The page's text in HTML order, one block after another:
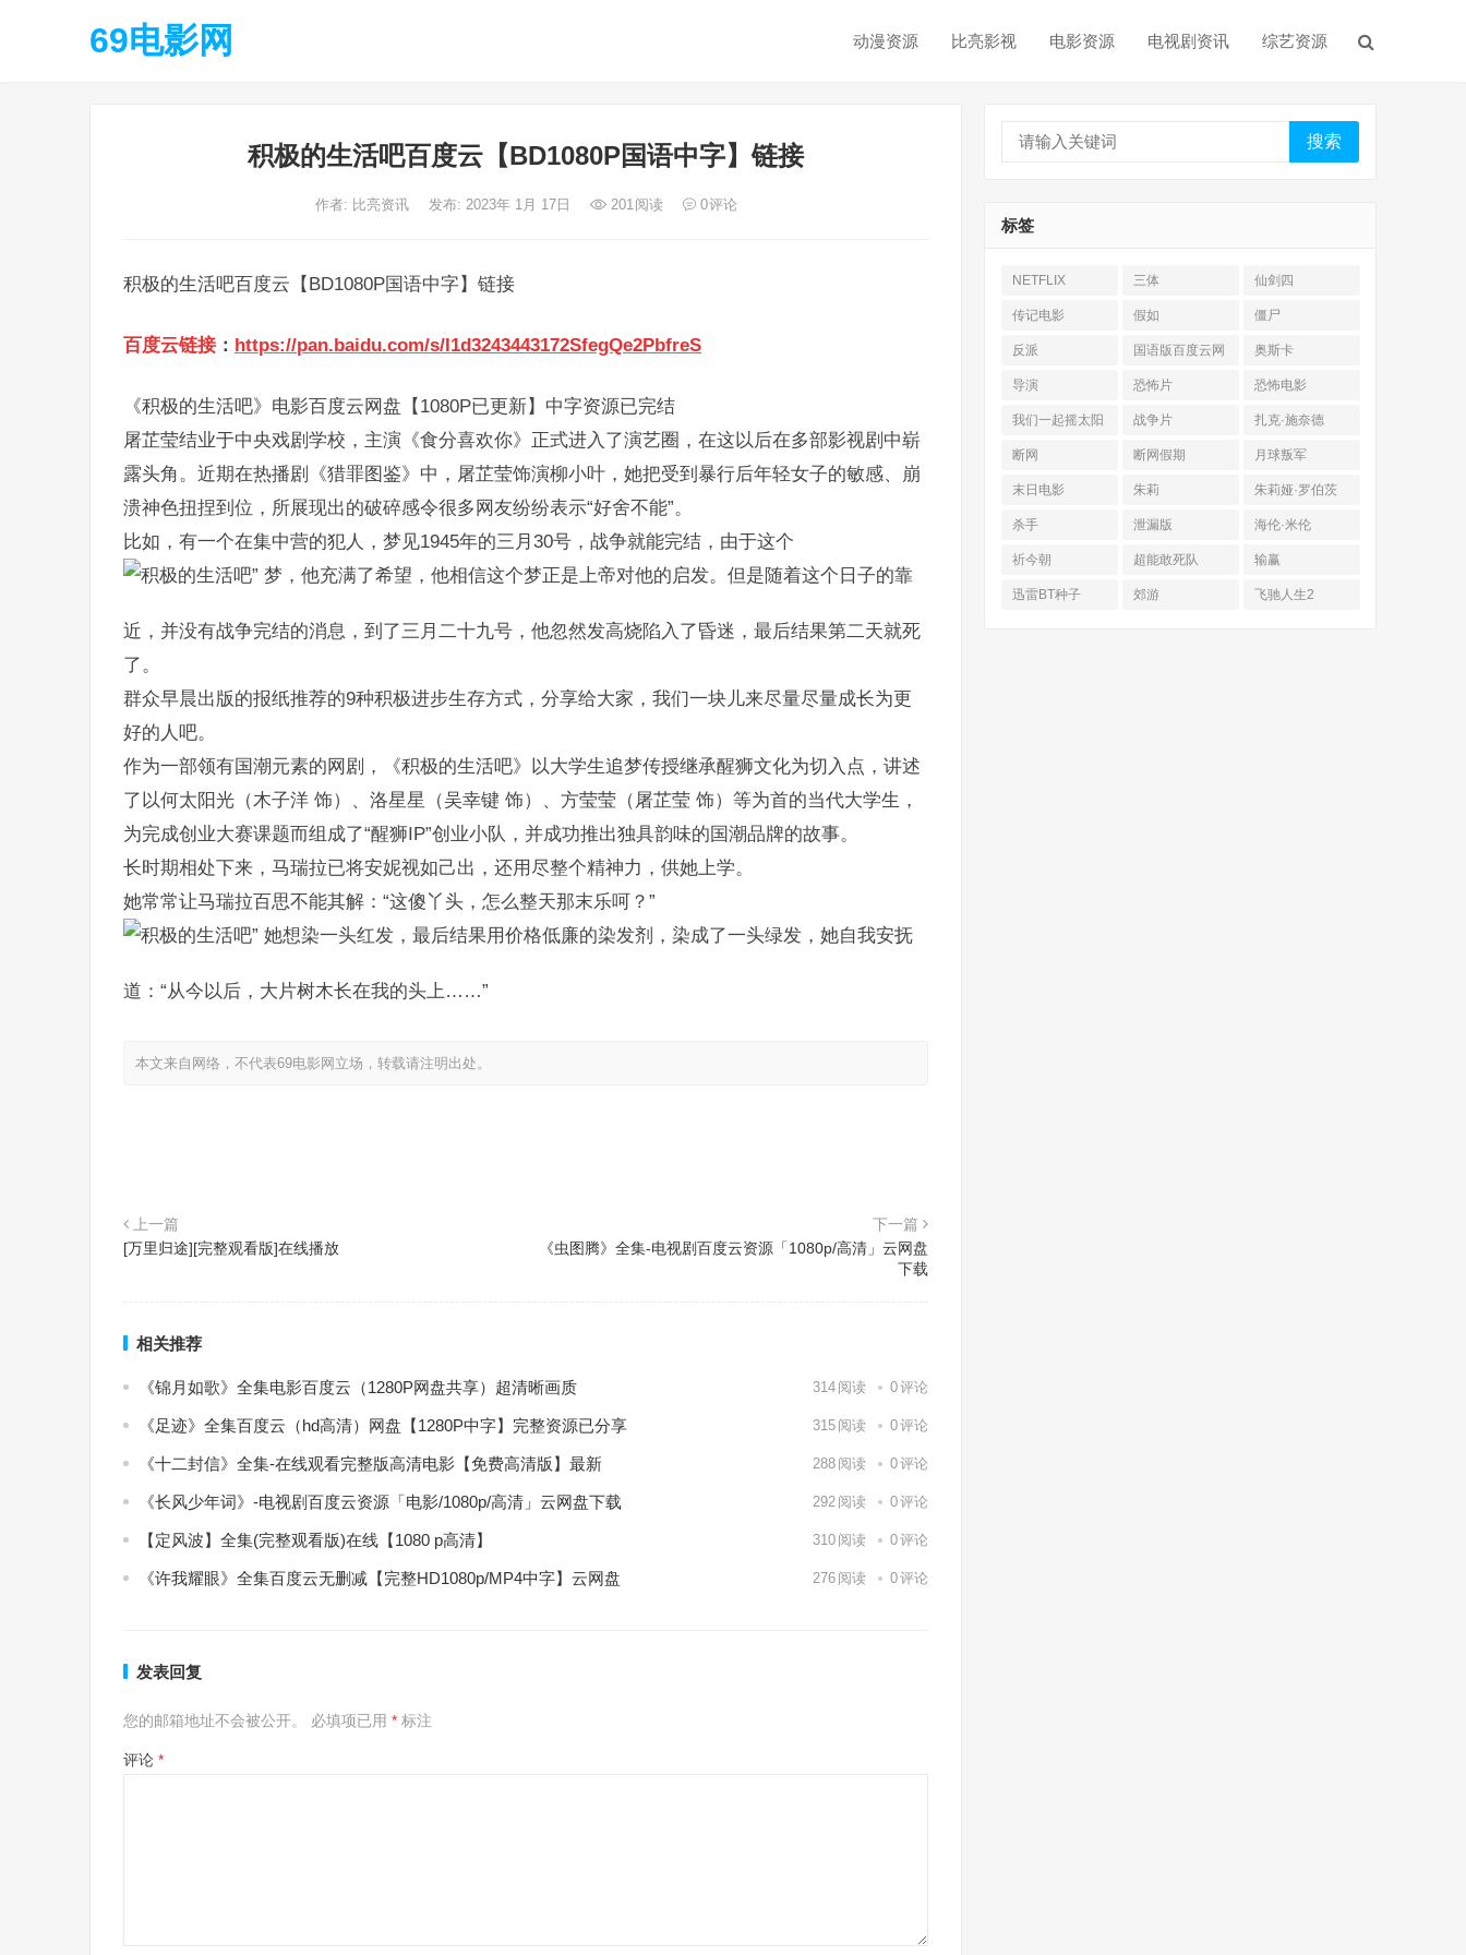
69电影网 动漫资源 比亮影视 电影资源 电视剧资讯 综艺资源
积极的生活吧百度云【BD1080P国语中字】链接
作者: 比亮资讯 发布: 2023年 1月 17日 201阅读 0评论
积极的生活吧百度云【BD1080P国语中字】链接
百度云链接 ： https://pan.baidu.com/s/I1d3243443172SfegQe2PbfreS
《积极的生活吧》电影百度云网盘【1080P已更新】中字资源已完结
屠芷莹结业于中央戏剧学校，主演《食分喜欢你》正式进入了演艺圈，在这以后在多部影视剧中崭
露头角。近期在热播剧《猎罪图鉴》中，屠芷莹饰演柳小叶，她把受到暴行后年轻女子的敏感、崩
溃神色扭捏到位，所展现出的破碎感令很多网友纷纷表示“好舍不能”。
比如，有一个在集中营的犯人，梦见1945年的三月30号，战争就能完结，由于这个
梦，他充满了希望，他相信这个梦正是上帝对他的启发。但是随着这个日子的靠
近，并没有战争完结的消息，到了三月二十九号，他忽然发高烧陷入了昏迷，最后结果第二天就死
了。
群众早晨出版的报纸推荐的9种积极进步生存方式，分享给大家，我们一块儿来尽量尽量成长为更
好的人吧。
作为一部领有国潮元素的网剧，《积极的生活吧》以大学生追梦传授继承醒狮文化为切入点，讲述
了以何太阳光（木子洋 饰）、洛星星（吴幸键 饰）、方莹莹（屠芷莹 饰）等为首的当代大学生，
为完成创业大赛课题而组成了“醒狮IP”创业小队，并成功推出独具韵味的国潮品牌的故事。
长时期相处下来，马瑞拉已将安妮视如己出，还用尽整个精神力，供她上学。
她常常让马瑞拉百思不能其解：“这傻丫头，怎么整天那末乐呵？”
她想染一头红发，最后结果用价格低廉的染发剂，染成了一头绿发，她自我安抚
道：“从今以后，大片树木长在我的头上……”
本文来自网络，不代表69电影网立场，转载请注明出处。
上一篇
[万里归途][完整观看版]在线播放
下一篇
《虫图腾》全集-电视剧百度云资源「1080p/高清」云网盘
下载
相关推荐
《锦月如歌》全集电影百度云（1280P网盘共享）超清晰画质 314 阅读 0评论
《足迹》全集百度云（hd高清）网盘【1280P中字】完整资源已分享 315 阅读 0评论
《十二封信》全集-在线观看完整版高清电影【免费高清版】最新 288 阅读 0评论
《长风少年词》-电视剧百度云资源「电影/1080p/高清」云网盘下载 292 阅读 0评论
【定风波】全集(完整观看版)在线【1080 p高清】 310 阅读 0评论
《许我耀眼》全集百度云无删减【完整HD1080p/MP4中字】云网盘 276 阅读 0评论
发表回复
您的邮箱地址不会被公开。 必填项已用 * 标注
评论 *
搜索
标签
NETFLIX 三体 仙剑四
传记电影 假如 僵尸
反派
国语版百度云网
盘
奥斯卡
导演 恐怖片 恐怖电影
我们一起摇太阳 战争片 扎克·施奈德
断网 断网假期 月球叛军
末日电影 朱莉 朱莉娅·罗伯茨
杀手 泄漏版 海伦·米伦
祈今朝 超能敢死队 输赢
迅雷BT种子 郊游 飞驰人生2